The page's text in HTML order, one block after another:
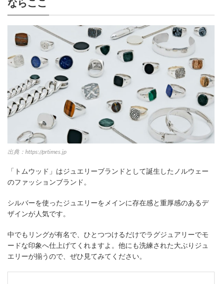
ならここ
出典：https://prtimes.jp
「トムウッド」はジュエリーブランドとして誕生したノルウェー
のファッションブランド。
シルバーを使ったジュエリーをメインに存在感と重厚感のあるデ
ザインが人気です。
中でもリングが有名で、ひとつつけるだけでラグジュアリーでモ
ードな印象へ仕上げてくれますよ。他にも洗練された大ぶりジュ
エリーが揃うので、ぜひ見てみてください。